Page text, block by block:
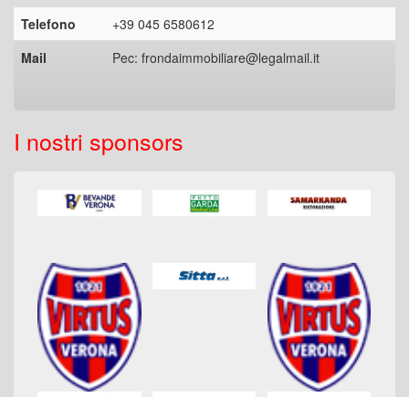
Telefono
+39 045 6580612
Mail
Pec: frondaimmobiliare@legalmail.it
I nostri sponsors